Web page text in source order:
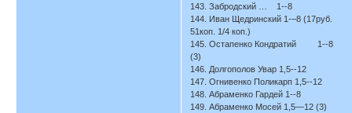
143. Забродский … 1--8
144. Иван Щедринский 1-–8 (17руб.
51коп. 1/4 коп.)
145. Остапенко Кондратий 1--8
(3)
146. Долгополов Увар 1,5--12
147. Огнивенко Поликарп 1,5--12
148. Абраменко Гардей 1--8
149. Абраменко Мосей 1,5—12 (3)